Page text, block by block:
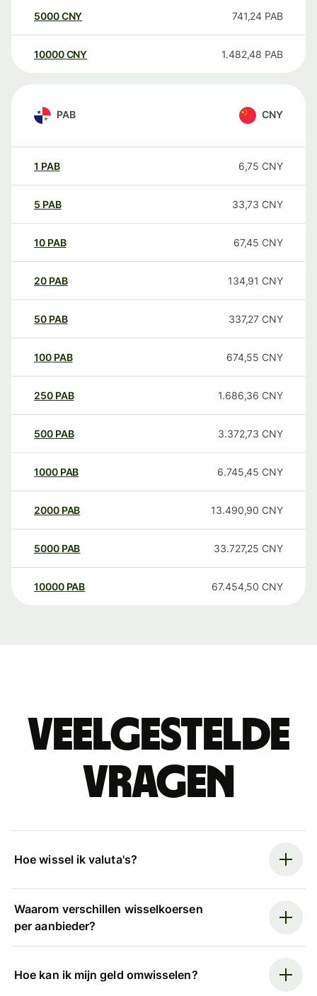
5000CNY 741,24 PAB
10000 CNY 1.482,48 PAB
PAB CNY
1 PAB 6,75 CNY
5 PAB 33,73 CNY
10 PAB 67,45 CNY
20 PAB 134,91 CNY
50 PAB 337,27 CNY
100 PAB 674,55 CNY
250 PAB 1.686,36 CNY
500 PAB 3.372,73 CNY
1000 PAB 6.745,45 CNY
2000 PAB 13.490,90 CNY
5000 PAB 33.727,25 CNY
10000 PAB 67.454,50 CNY
Veelgestelde
vragen
Hoe wissel ik valuta's?
Waarom verschillen wisselkoersen
per aanbieder?
Hoe kan ik mijn geld omwisselen?